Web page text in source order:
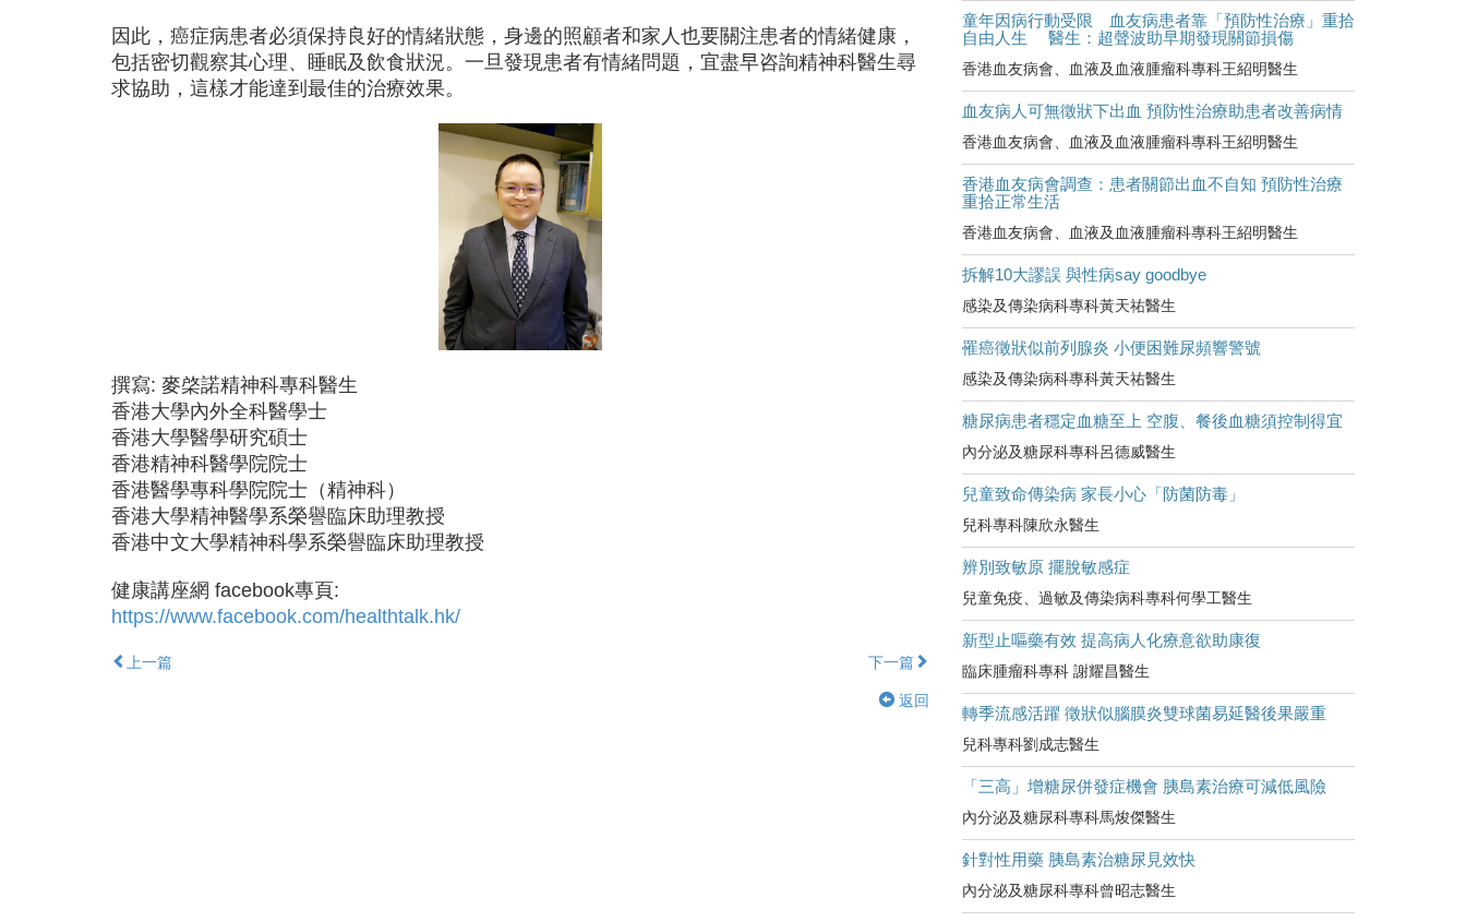
因此，癌症病患者必須保持良好的情緒狀態，身邊的照顧者和家人也要關注患者的情緒健康，
包括密切觀察其心理、睡眠及飲食狀況。一旦發現患者有情緒問題，宜盡早咨詢精神科醫生尋
求協助，這樣才能達到最佳的治療效果。
撰寫: 麥棨諾精神科專科醫生
香港大學內外全科醫學士
香港大學醫學研究碩士
香港精神科醫學院院士
香港醫學專科學院院士（精神科）
香港大學精神醫學系榮譽臨床助理教授
香港中文大學精神科學系榮譽臨床助理教授
健康講座網 facebook專頁:
https://www.facebook.com/healthtalk.hk/
上一篇 下一篇
返回
童年因病行動受限 血友病患者靠「預防性治療」重拾
自由人生 醫生：超聲波助早期發現關節損傷
香港血友病會、血液及血液腫瘤科專科王紹明醫生
血友病人可無徵狀下出血 預防性治療助患者改善病情
香港血友病會、血液及血液腫瘤科專科王紹明醫生
香港血友病會調查：患者關節出血不自知 預防性治療
重拾正常生活
香港血友病會、血液及血液腫瘤科專科王紹明醫生
拆解10大謬誤 與性病say goodbye
感染及傳染病科專科黃天祐醫生
罹癌徵狀似前列腺炎 小便困難尿頻響警號
感染及傳染病科專科黃天祐醫生
糖尿病患者穩定血糖至上 空腹、餐後血糖須控制得宜
內分泌及糖尿科專科呂德威醫生
兒童致命傳染病 家長小心「防菌防毒」
兒科專科陳欣永醫生
辨別致敏原 擺脫敏感症
兒童免疫、過敏及傳染病科專科何學工醫生
新型止嘔藥有效 提高病人化療意欲助康復
臨床腫瘤科專科 謝耀昌醫生
轉季流感活躍 徵狀似腦膜炎雙球菌易延醫後果嚴重
兒科專科劉成志醫生
「三高」增糖尿併發症機會 胰島素治療可減低風險
內分泌及糖尿科專科馬焌傑醫生
針對性用藥 胰島素治糖尿見效快
內分泌及糖尿科專科曾昭志醫生